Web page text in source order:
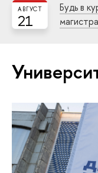
21
АВГУСТ
Будь в